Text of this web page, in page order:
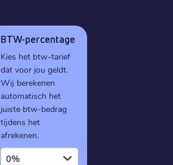
BTW-percentage
Kies het btw-tarief
dat voor jou geldt.
Wij berekenen
automatisch het
juiste btw-bedrag
tijdens het
afrekenen.
0%